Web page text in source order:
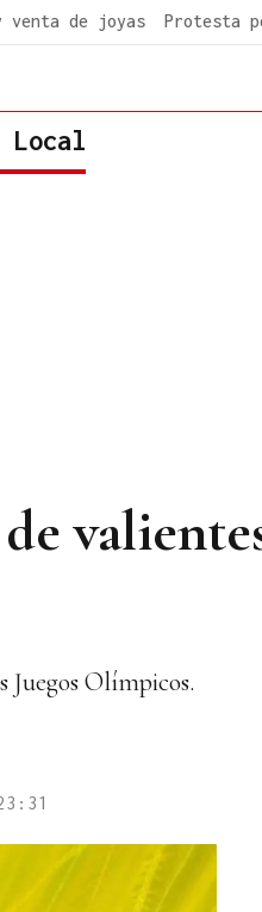
venta de joyas Protesta
Local
Juegos Olímpicos.